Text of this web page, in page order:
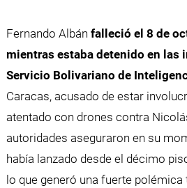
Fernando Albán falleció el 8 de
mientras estaba detenido en las
Servicio Bolivariano de
Caracas, acusado de estar
atentado con drones contra
autoridades aseguraron en su
había lanzado desde el décimo
lo que generó una fuerte polémica